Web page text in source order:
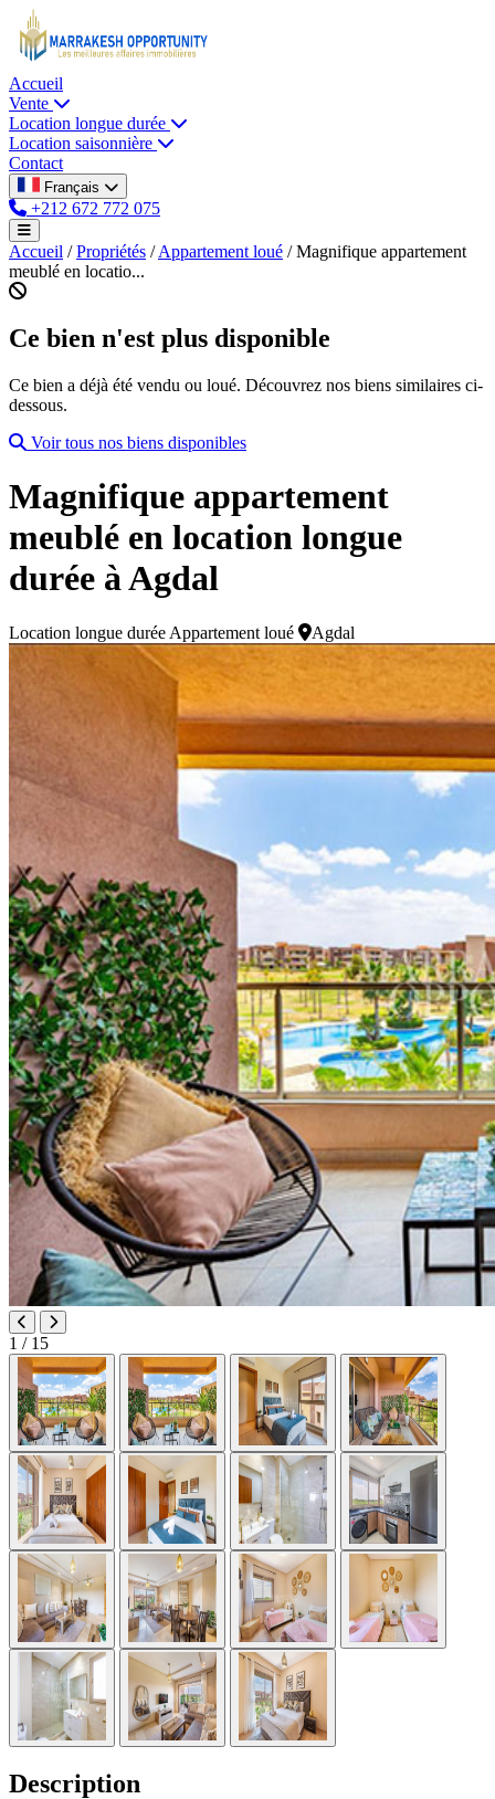
Accueil
Vente
Location longue durée
Location saisonnière
Contact
Français
+212 672 772 075
Accueil / Propriétés / Appartement loué / Magnifique appartement
meublé en locatio...
Ce bien n'est plus disponible
Ce bien a déjà été vendu ou loué. Découvrez nos biens similaires ci-
dessous.
Voir tous nos biens disponibles
Magnifique appartement
meublé en location longue
durée à Agdal
Location longue durée Appartement loué Agdal
1 / 15
Description